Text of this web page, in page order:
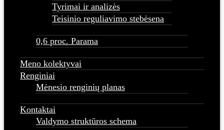
Tyrimai ir analizės
Teisinio reguliavimo stebėsena
0,6 proc. Parama
Meno kolektyvai
Renginiai
Mėnesio renginių planas
Kontaktai
Valdymo struktūros schema